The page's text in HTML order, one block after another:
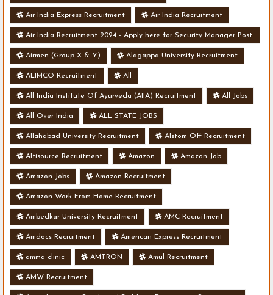
Air India Express Recruitment Air India Recruitment
Air India Recruitment 2024 - Apply here for Security Manager Post
- Various Vacancies
Airmen (Group X & Y) Alagappa University Recruitment
ALIMCO Recruitment All
All India Institute Of Ayurveda (AIIA) Recruitment All Jobs
All Over India ALL STATE JOBS
Allahabad University Recruitment Alstom Off Recruitment
Altisource Recruitment Amazon Amazon Job
Amazon Jobs Amazon Recruitment
Amazon Work From Home Recruitment
Ambedkar University Recruitment AMC Recruitment
Amdocs Recruitment American Express Recruitment
amma clinic AMTRON Amul Recruitment
AMW Recruitment